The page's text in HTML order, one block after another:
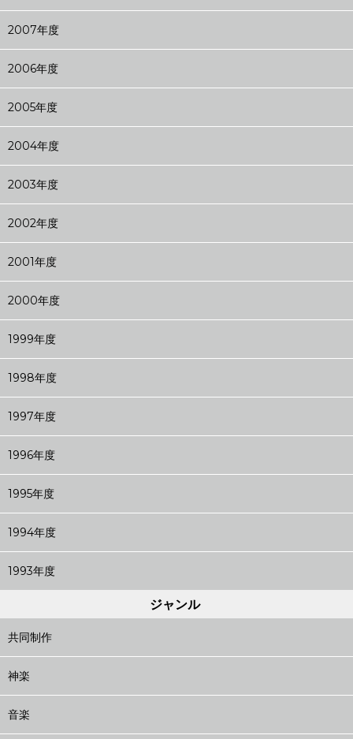
2007年度
2006年度
2005年度
2004年度
2003年度
2002年度
2001年度
2000年度
1999年度
1998年度
1997年度
1996年度
1995年度
1994年度
1993年度
ジャンル
共同制作
神楽
音楽